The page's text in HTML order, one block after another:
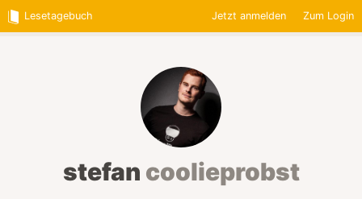
Lesetagebuch Jetzt anmelden Zum Login
stefan coolieprobst